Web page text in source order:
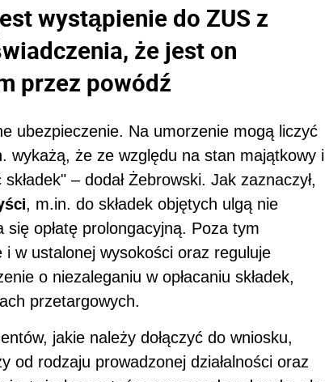
wystąpienie do ZUS z
że jest on
przez powódź
ubezpieczenie. Na umorzenie mogą liczyć
wykażą, że ze względu na stan majątkowy i
– dodał Żebrowski. Jak zaznaczył,
, m.in. do składek objętych ulgą nie
opłatę prolongacyjną. Poza tym
w ustalonej wysokości oraz reguluje
o niezaleganiu w opłacaniu składek,
przetargowych.
jakie należy dołączyć do wniosku,
od rodzaju prowadzonej działalności oraz